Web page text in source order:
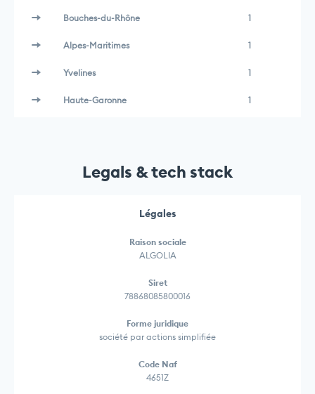
Bouches-du-Rhône 1
Alpes-Maritimes 1
Yvelines 1
Haute-Garonne 1
Legals & tech stack
Légales
Raison sociale
ALGOLIA
Siret
78868085800016
Forme juridique
société par actions simplifiée
Code Naf
4651Z